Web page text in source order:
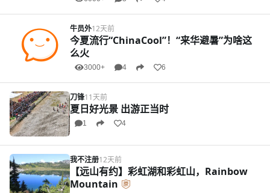
牛员外12天前
今夏流行“ChinaCool”！“来华避暑”为啥这
么火
3000+ 4 6
刀锋11天前
夏日好光景 出游正当时
1 4
我不注册12天前
【远山有约】彩虹湖和彩虹山，Rainbow
Mountain